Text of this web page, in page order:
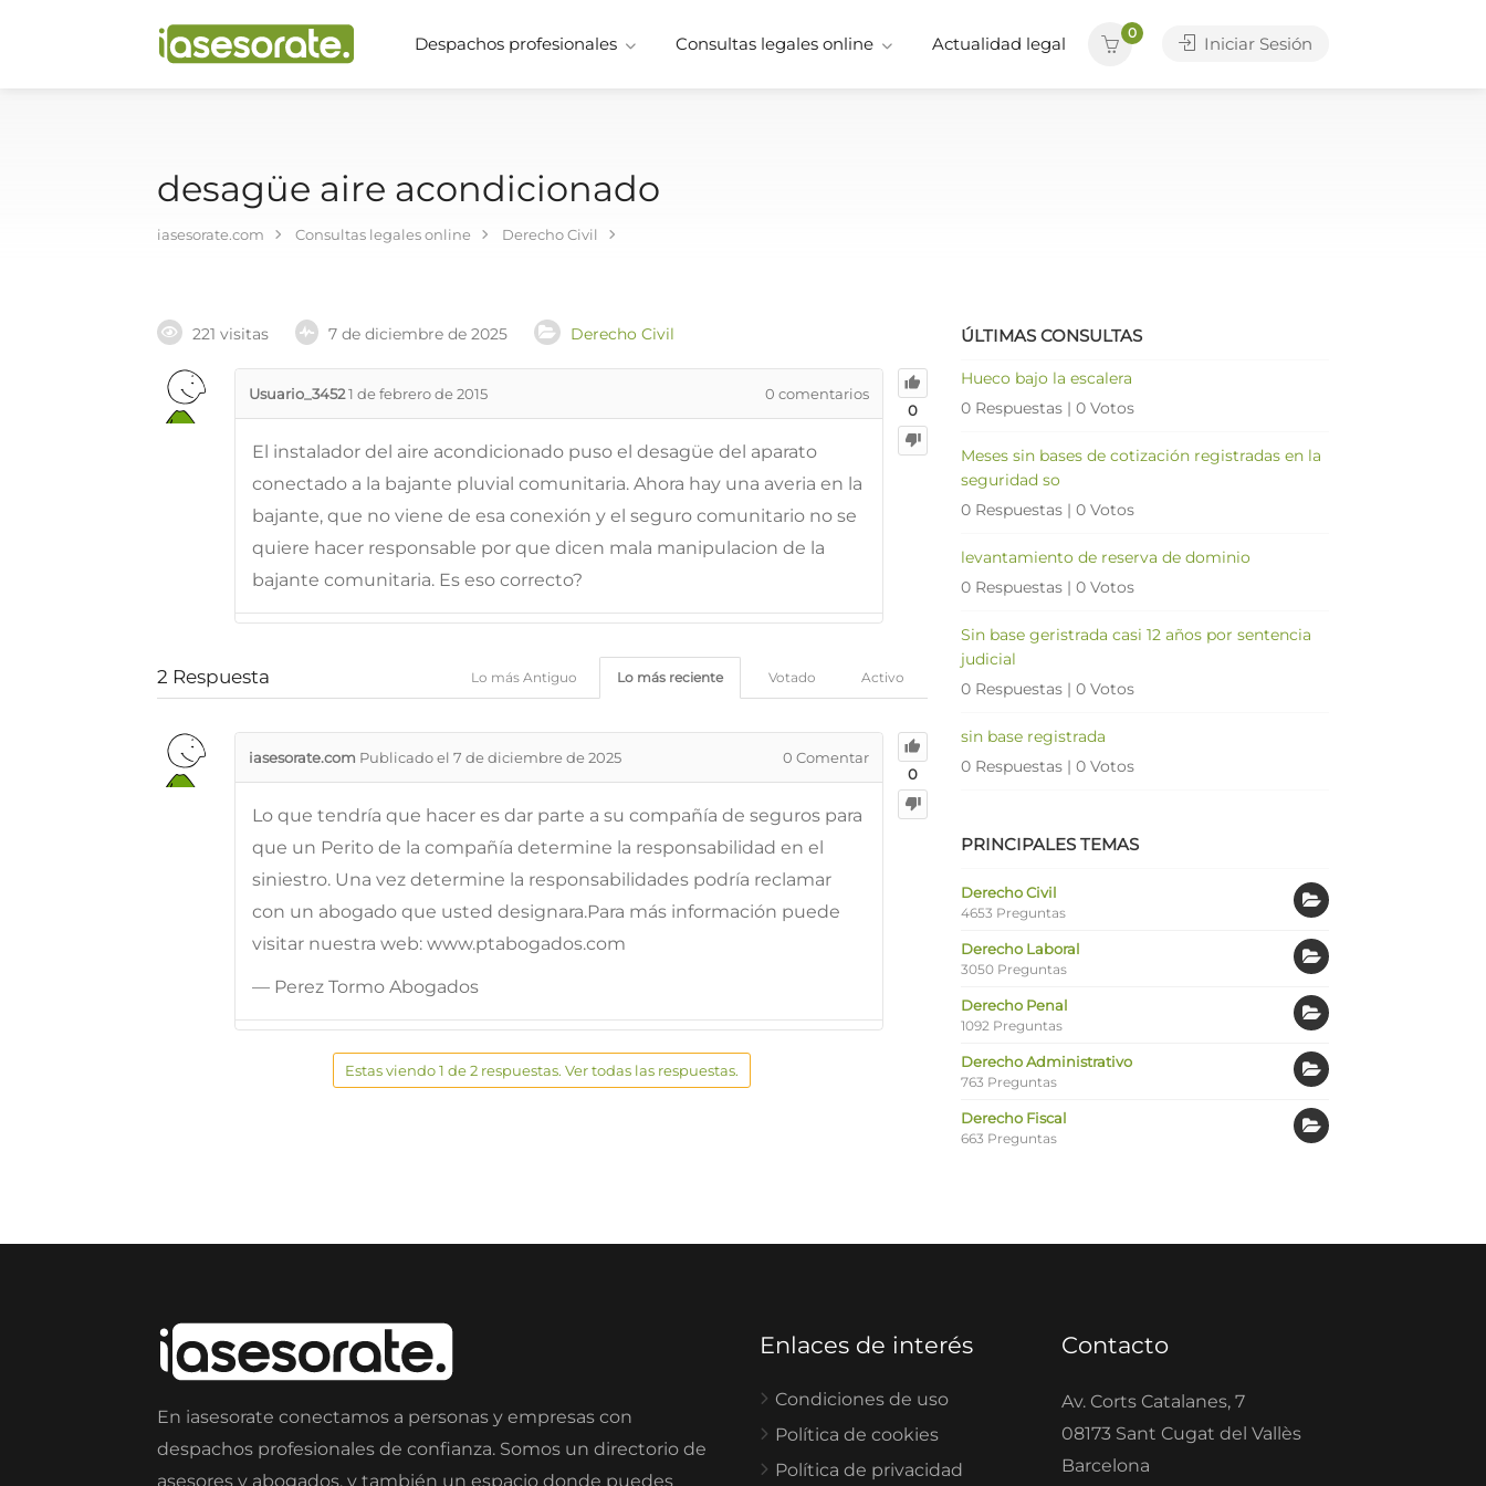
Despachos profesionales Consultas legales online Actualidad legal
0
Iniciar Sesión
desagüe aire acondicionado
iasesorate.com Consultas legales online Derecho Civil
221 visitas 7 de diciembre de 2025 Derecho Civil
0
Usuario_34521 de febrero de 2015 0 comentarios
El instalador del aire acondicionado puso el desagüe del aparato
conectado a la bajante pluvial comunitaria. Ahora hay una averia en la
bajante, que no viene de esa conexión y el seguro comunitario no se
quiere hacer responsable por que dicen mala manipulacion de la
bajante comunitaria. Es eso correcto?
2 Respuesta Activo
Votado
Lo más reciente
Lo más Antiguo
0
iasesorate.com Publicado el 7 de diciembre de 2025 0 Comentar
Lo que tendría que hacer es dar parte a su compañía de seguros para
que un Perito de la compañía determine la responsabilidad en el
siniestro. Una vez determine la responsabilidades podría reclamar
con un abogado que usted designara.Para más información puede
visitar nuestra web: www.ptabogados.com
— Perez Tormo Abogados
Estas viendo 1 de 2 respuestas. Ver todas las respuestas.
ÚLTIMAS CONSULTAS
Hueco bajo la escalera
0 Respuestas | 0 Votos
Meses sin bases de cotización registradas en la
seguridad so
0 Respuestas | 0 Votos
levantamiento de reserva de dominio
0 Respuestas | 0 Votos
Sin base geristrada casi 12 años por sentencia
judicial
0 Respuestas | 0 Votos
sin base registrada
0 Respuestas | 0 Votos
PRINCIPALES TEMAS
Derecho Civil
4653 Preguntas
Derecho Laboral
3050 Preguntas
Derecho Penal
1092 Preguntas
Derecho Administrativo
763 Preguntas
Derecho Fiscal
663 Preguntas
En iasesorate conectamos a personas y empresas con
despachos profesionales de confianza. Somos un directorio de
asesores y abogados, y también un espacio donde puedes
Enlaces de interés
Condiciones de uso
Política de cookies
Política de privacidad
Contacto
Av. Corts Catalanes, 7
08173 Sant Cugat del Vallès
Barcelona